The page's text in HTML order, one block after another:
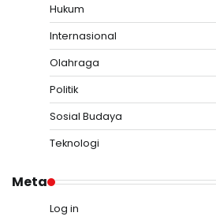
Hukum
Internasional
Olahraga
Politik
Sosial Budaya
Teknologi
Meta
Log in